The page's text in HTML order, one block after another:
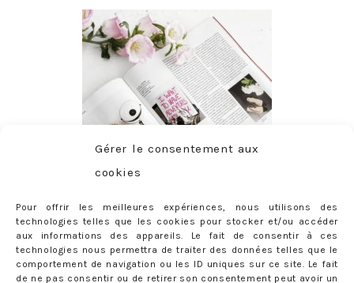
Gérer le consentement aux
cookies
Pour offrir les meilleures expériences, nous utilisons des
technologies telles que les cookies pour stocker et/ou accéder
aux informations des appareils. Le fait de consentir à ces
technologies nous permettra de traiter des données telles que le
comportement de navigation ou les ID uniques sur ce site. Le fait
de ne pas consentir ou de retirer son consentement peut avoir un